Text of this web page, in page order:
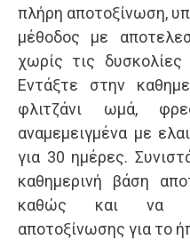
πλήρη αποτοξίνωση,
μέθοδος με
χωρίς τις
Εντάξτε στην
φλιτζάνι ωμά,
αναμεμειγμένα με
για 30 ημέρες.
καθημερινή βάση
καθώς και να
αποτοξίνωσης για το